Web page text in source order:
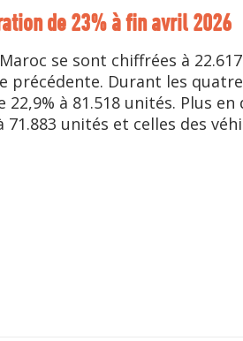
de 23% à fin avril 2026
se sont chiffrées à
précédente. Durant les
à 81.518 unités. Plus
unités et celles des